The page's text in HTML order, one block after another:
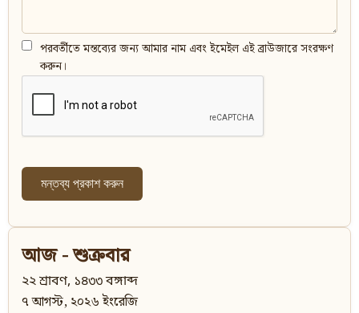
পরবর্তীতে মন্তব্যের জন্য আমার নাম এবং ইমেইল এই ব্রাউজারে সংরক্ষণ
করুন।
আজ - শুক্রবার
২২ শ্রাবণ, ১৪৩৩ বঙ্গাব্দ
৭ আগস্ট, ২০২৬ ইংরেজি